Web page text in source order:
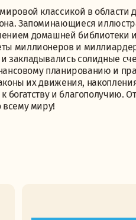
классикой в области
Запоминающиеся
домашней библиотеки и
миллионеров и
закладывались солидные
планированию и
их движения,
и благополучию.
всему миру!